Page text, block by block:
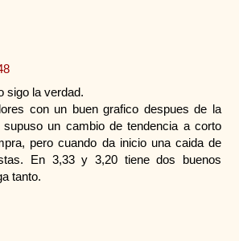
sigo la verdad.
con un buen grafico despues de la
un cambio de tendencia a corto
pero cuando da inicio una caida de
En 3,33 y 3,20 tiene dos buenos
tanto.